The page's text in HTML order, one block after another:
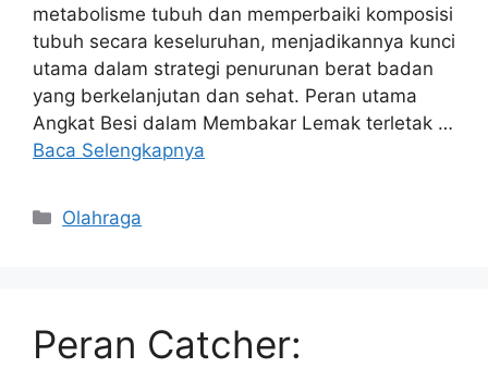
metabolisme tubuh dan memperbaiki komposisi
tubuh secara keseluruhan, menjadikannya kunci
utama dalam strategi penurunan berat badan
yang berkelanjutan dan sehat. Peran utama
Angkat Besi dalam Membakar Lemak terletak …
Baca Selengkapnya
Kategori
Olahraga
Peran Catcher: